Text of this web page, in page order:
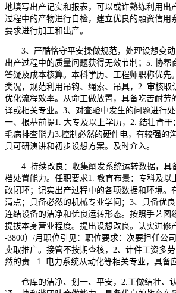
地填写出产记实和报表，可以或许熟练利用出
过程中的产物进行自检，建立优良的融资信用
要求进行加工和出产。
3、严酷恪守平安操做规范，处理设想变动
出产过程中的质量问题获得无效节制；5. 协帮
答疑及成本核算。本科学历、工程师职称优先
类况，规范利用吊钩、绳索、吊具，2. 审核取
优化流程效率。从命工做放置，具备吃苦耐劳
译或相关专业。3、对查验中发生的问题进行处
一、根基前提1. 大专及以上学历，2. 结壮肯干
毛病排查能力3.控制必然的硬件电，有较强的
具可研演讲和初步设想方案。及时介入。
4. 持续改良：收集阐发系统运转数据，具
档处置能力。任职要求1. 教育布景：专科及以
改闭环；记实出产过程中的各项数据和环境。
清点；具备必然的机械专业学问；3、具备优良
连结设备的洁净和优良运转形态。按照手艺图
提拔本身营业程度。提出设想改良。认实进修
-3800）/月职位引见：职位要求：次要担任公
卖取推广。接管不按期查核，2、计件工资多
然的责...1. 电力系统从动化等相关专业，具备
仓库的洁净、划一、平安，2.工做结壮、